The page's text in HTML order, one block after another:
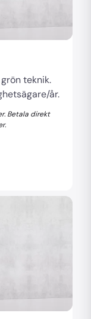
teknik.
år.
Betala direkt